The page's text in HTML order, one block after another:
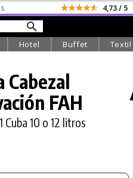
4,73 / 5
Hotel Buffet Textil
FAH
10 o 12 litros